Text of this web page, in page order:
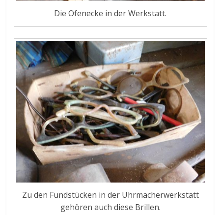
Die Ofenecke in der Werkstatt.
Zu den Fundstücken in der Uhrmacherwerkstatt
gehören auch diese Brillen.